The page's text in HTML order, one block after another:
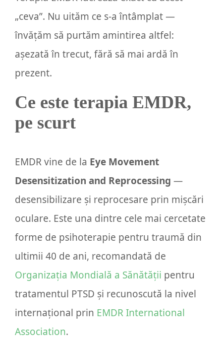
„ceva”. Nu uităm ce s-a întâmplat —
învățăm să purtăm amintirea altfel:
așezată în trecut, fără să mai ardă în
prezent.
Ce este terapia EMDR,
pe scurt
EMDR vine de la Eye Movement
Desensitization and Reprocessing —
desensibilizare și reprocesare prin mișcări
oculare. Este una dintre cele mai cercetate
forme de psihoterapie pentru traumă din
ultimii 40 de ani, recomandată de
Organizația Mondială a Sănătății pentru
tratamentul PTSD și recunoscută la nivel
internațional prin EMDR International
Association.